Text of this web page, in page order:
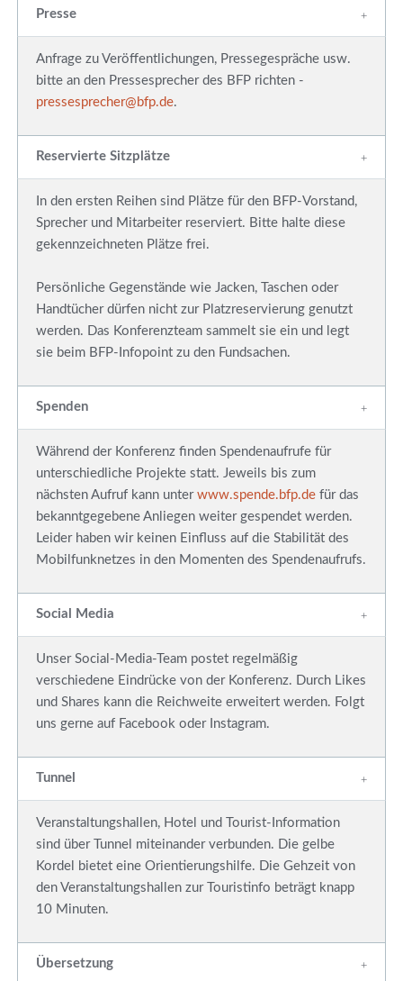
Presse
Anfrage zu Veröffentlichungen, Pressegespräche usw.
bitte an den Pressesprecher des BFP richten -
pressesprecher@bfp.de.
Reservierte Sitzplätze
In den ersten Reihen sind Plätze für den BFP-Vorstand,
Sprecher und Mitarbeiter reserviert. Bitte halte diese
gekennzeichneten Plätze frei.
Persönliche Gegenstände wie Jacken, Taschen oder
Handtücher dürfen nicht zur Platzreservierung genutzt
werden. Das Konferenzteam sammelt sie ein und legt
sie beim BFP-Infopoint zu den Fundsachen.
Spenden
Während der Konferenz finden Spendenaufrufe für
unterschiedliche Projekte statt. Jeweils bis zum
nächsten Aufruf kann unter www.spende.bfp.defür das
bekanntgegebene Anliegen weiter gespendet werden.
Leider haben wir keinen Einfluss auf die Stabilität des
Mobilfunknetzes in den Momenten des Spendenaufrufs.
Social Media
Unser Social-Media-Team postet regelmäßig
verschiedene Eindrücke von der Konferenz. Durch Likes
und Shares kann die Reichweite erweitert werden. Folgt
uns gerne auf Facebook oder Instagram.
Tunnel
Veranstaltungshallen, Hotel und Tourist-Information
sind über Tunnel miteinander verbunden. Die gelbe
Kordel bietet eine Orientierungshilfe. Die Gehzeit von
den Veranstaltungshallen zur Touristinfo beträgt knapp
10 Minuten.
Übersetzung